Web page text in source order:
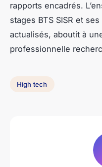
rapports encadrés.
stages BTS SISR et
actualisés, aboutit à
professionnelle
High tech